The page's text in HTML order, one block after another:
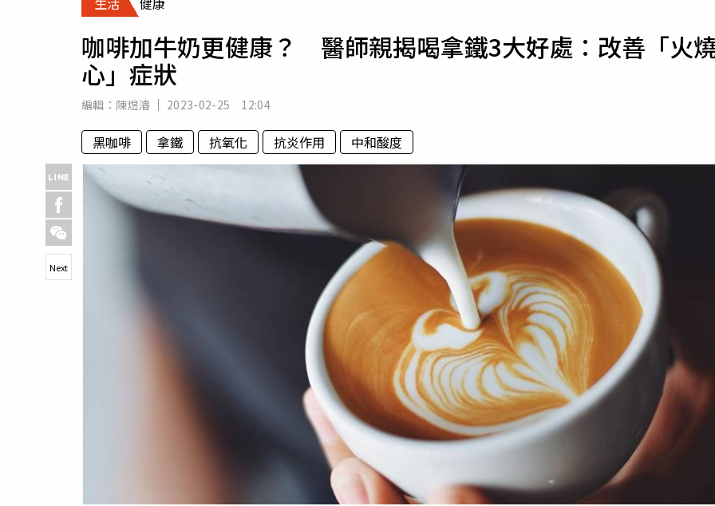
專欄
運勢
咖啡加牛奶更健康？ 醫師親揭喝拿鐵3大好處：改善「火
心」症狀
編輯： 陳煜濬 2023-02-25 12:04
黑咖啡 拿鐵 抗氧化 抗炎作用 中和酸度
Next